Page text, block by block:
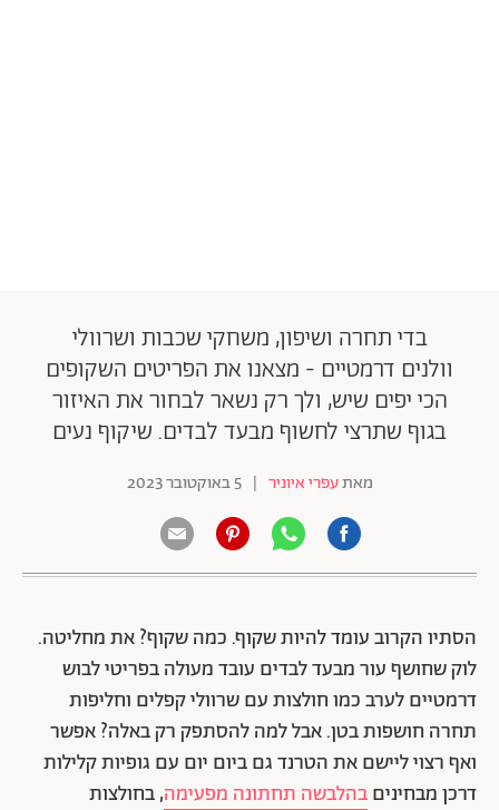
בדי תחרה ושיפון, משחקי שכבות ושרוולי
וולנים דרמטיים - מצאנו את הפריטים השקופים
הכי יפים שיש, ולך רק נשאר לבחור את האיזור
בגוף שתרצי לחשוף מבעד לבדים. שיקוף נעים
מאתעפרי איוניר | 5 באוקטובר 2023
הסתיו הקרוב עומד להיות שקוף. כמה שקוף? את מחליטה.
לוק שחושף עור מבעד לבדים עובד מעולה בפריטי לבוש
דרמטיים לערב כמו חולצות עם שרוולי קפלים וחליפות
תחרה חושפות בטן. אבל למה להסתפק רק באלה? אפשר
ואף רצוי ליישם את הטרנד גם ביום יום עם גופיות קלילות
דרכן מבחיניםבהלבשה תחתונה מפעימה, בחולצות